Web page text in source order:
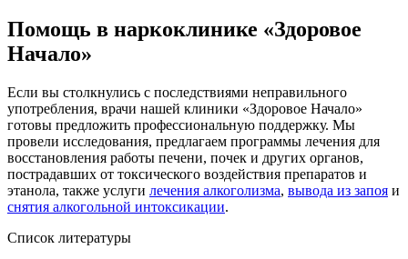
Помощь в наркоклинике «Здоровое
Начало»
Если вы столкнулись с последствиями неправильного
употребления, врачи нашей клиники «Здоровое Начало»
готовы предложить профессиональную поддержку. Мы
провели исследования, предлагаем программы лечения для
восстановления работы печени, почек и других органов,
пострадавших от токсического воздействия препаратов и
этанола, также услуги лечения алкоголизма, вывода из запоя и
снятия алкогольной интоксикации.
Список литературы